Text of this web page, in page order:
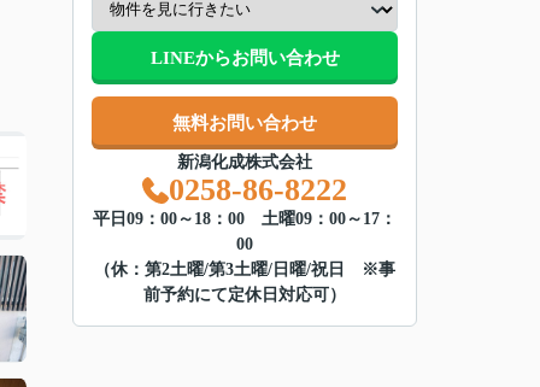
LINEからお問い合わせ
無料お問い合わせ
新潟化成株式会社
0258-86-8222
平日09：00～18：00 土曜09：00～17：
00
（休：第2土曜/第3土曜/日曜/祝日 ※事
前予約にて定休日対応可）